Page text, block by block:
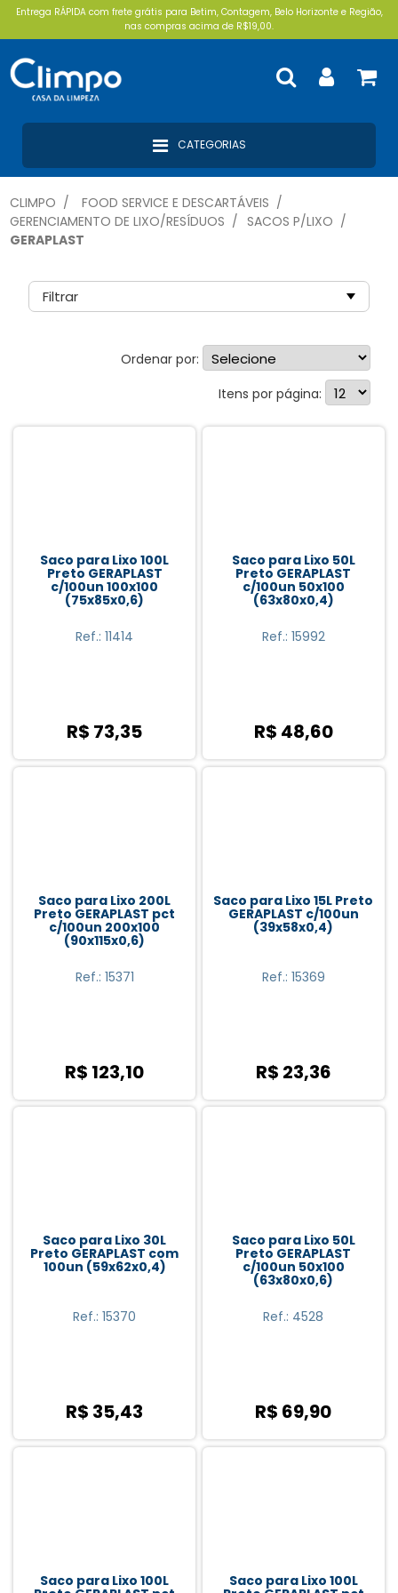
Entrega RÁPIDA com frete grátis para Betim, Contagem, Belo Horizonte e Região,
nas compras acima de R$19,00.
CATEGORIAS
CLIMPO
FOOD SERVICE E DESCARTÁVEIS
GERENCIAMENTO DE LIXO/RESÍDUOS
SACOS P/LIXO
GERAPLAST
Filtrar
Mercado Livre (4)
Ordenar por:
Itens por página:
Saco para Lixo 100L
Preto GERAPLAST
c/100un 100x100
(75x85x0,6)
Ref.: 11414
R$ 73,35
Saco para Lixo 50L
Preto GERAPLAST
c/100un 50x100
(63x80x0,4)
Ref.: 15992
R$ 48,60
Saco para Lixo 200L
Preto GERAPLAST pct
c/100un 200x100
(90x115x0,6)
Ref.: 15371
R$ 123,10
Saco para Lixo 15L Preto
GERAPLAST c/100un
(39x58x0,4)
Ref.: 15369
R$ 23,36
Saco para Lixo 30L
Preto GERAPLAST com
100un (59x62x0,4)
Ref.: 15370
R$ 35,43
Saco para Lixo 50L
Preto GERAPLAST
c/100un 50x100
(63x80x0,6)
Ref.: 4528
R$ 69,90
Saco para Lixo 100L Saco para Lixo 100L